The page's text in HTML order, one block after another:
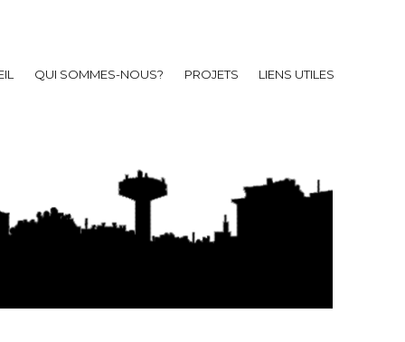
QUI SOMMES-NOUS? PROJETS LIENS UTILES